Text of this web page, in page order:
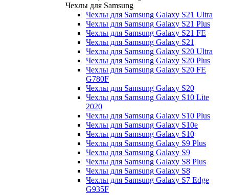
Чехлы для Samsung
Чехлы для Samsung Galaxy S21 Ultra
Чехлы для Samsung Galaxy S21 Plus
Чехлы для Samsung Galaxy S21 FE
Чехлы для Samsung Galaxy S21
Чехлы для Samsung Galaxy S20 Ultra
Чехлы для Samsung Galaxy S20 Plus
Чехлы для Samsung Galaxy S20 FE
G780F
Чехлы для Samsung Galaxy S20
Чехлы для Samsung Galaxy S10 Lite
2020
Чехлы для Samsung Galaxy S10 Plus
Чехлы для Samsung Galaxy S10e
Чехлы для Samsung Galaxy S10
Чехлы для Samsung Galaxy S9 Plus
Чехлы для Samsung Galaxy S9
Чехлы для Samsung Galaxy S8 Plus
Чехлы для Samsung Galaxy S8
Чехлы для Samsung Galaxy S7 Edge
G935F